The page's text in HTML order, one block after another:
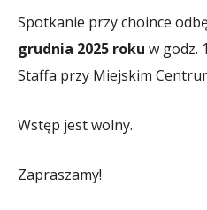
Spotkanie przy choince
grudnia 2025 roku w godz.
Staffa przy Miejskim
Wstęp jest wolny.
Zapraszamy!